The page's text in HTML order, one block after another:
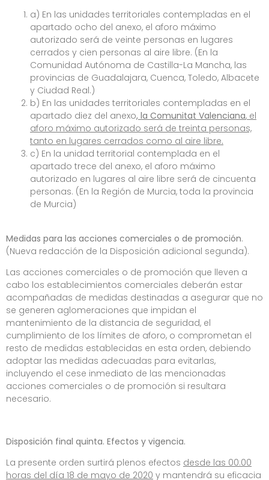
a) En las unidades territoriales contempladas en el
apartado ocho del anexo, el aforo máximo
autorizado será de veinte personas en lugares
cerrados y cien personas al aire libre. (En la
Comunidad Autónoma de Castilla-La Mancha, las
provincias de Guadalajara, Cuenca, Toledo, Albacete
y Ciudad Real.)
b) En las unidades territoriales contempladas en el
apartado diez del anexo, la Comunitat Valenciana, el
aforo máximo autorizado será de treinta personas,
tanto en lugares cerrados como al aire libre.
c) En la unidad territorial contemplada en el
apartado trece del anexo, el aforo máximo
autorizado en lugares al aire libre será de cincuenta
personas. (En la Región de Murcia, toda la provincia
de Murcia)
Medidas para las acciones comerciales o de promoción.
(Nueva redacción de la Disposición adicional segunda).
Las acciones comerciales o de promoción que lleven a
cabo los establecimientos comerciales deberán estar
acompañadas de medidas destinadas a asegurar que no
se generen aglomeraciones que impidan el
mantenimiento de la distancia de seguridad, el
cumplimiento de los límites de aforo, o comprometan el
resto de medidas establecidas en esta orden, debiendo
adoptar las medidas adecuadas para evitarlas,
incluyendo el cese inmediato de las mencionadas
acciones comerciales o de promoción si resultara
necesario.
Disposición final quinta. Efectos y vigencia.
La presente orden surtirá plenos efectos desde las 00:00
horas del día 18 de mayo de 2020 y mantendrá su eficacia